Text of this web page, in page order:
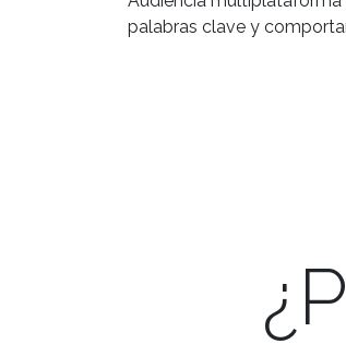
palabras clave y